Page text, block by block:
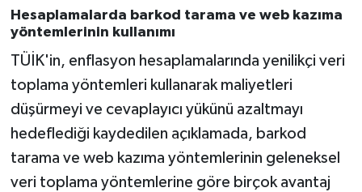
Hesaplamalarda barkod tarama ve web kazıma
yöntemlerinin kullanımı
TÜİK'in, enflasyon hesaplamalarında yenilikçi veri
toplama yöntemleri kullanarak maliyetleri
düşürmeyi ve cevaplayıcı yükünü azaltmayı
hedeflediği kaydedilen açıklamada, barkod
tarama ve web kazıma yöntemlerinin geleneksel
veri toplama yöntemlerine göre birçok avantaj